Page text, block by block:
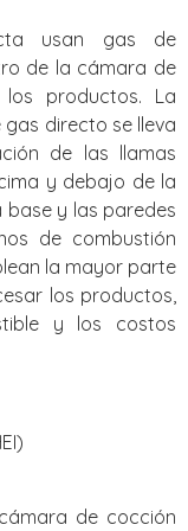
usan gas de
de la cámara de
productos. La
directo se lleva
de las llamas
y debajo de la
base y las paredes
de combustión
la mayor parte
los productos,
y los costos
de cocción